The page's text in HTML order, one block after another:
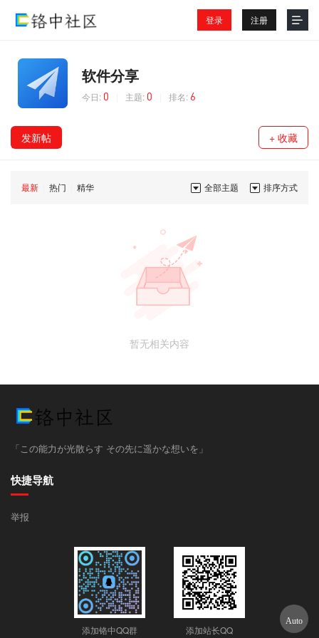
登录 注册
软件分享
今日: 0 主题: 0 排名: 6
+ 收藏
发新帖
排序方式
全部主题
最新 热门 精华
暂无相关内容
「この能力が光散らす その先に遥かな想いを」
快捷导航
举报
添加铬中QQ群 添加站长QQ